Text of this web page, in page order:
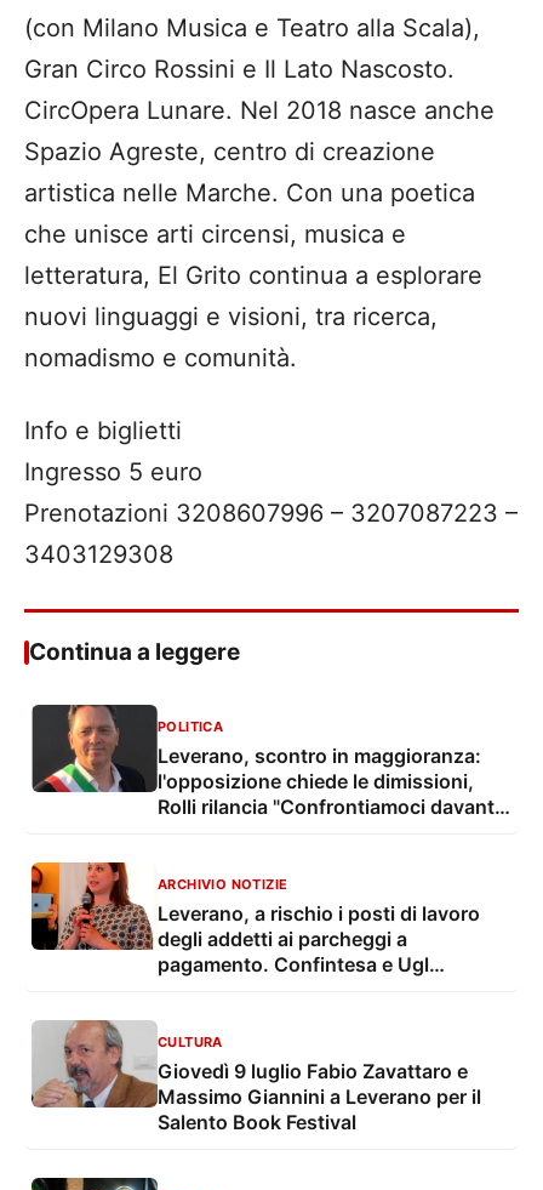
(con Milano Musica e Teatro alla Scala),
Gran Circo Rossini e Il Lato Nascosto.
CircOpera Lunare. Nel 2018 nasce anche
Spazio Agreste, centro di creazione
artistica nelle Marche. Con una poetica
che unisce arti circensi, musica e
letteratura, El Grito continua a esplorare
nuovi linguaggi e visioni, tra ricerca,
nomadismo e comunità.
Info e biglietti
Ingresso 5 euro
Prenotazioni 3208607996 – 3207087223 –
3403129308
Continua a leggere
POLITICA
Leverano, scontro in maggioranza:
l'opposizione chiede le dimissioni,
Rolli rilancia "Confrontiamoci davanti
ARCHIVIO NOTIZIE
Leverano, a rischio i posti di lavoro
degli addetti ai parcheggi a
pagamento. Confintesa e Ugl
CULTURA
Giovedì 9 luglio Fabio Zavattaro e
Massimo Giannini a Leverano per il
Salento Book Festival